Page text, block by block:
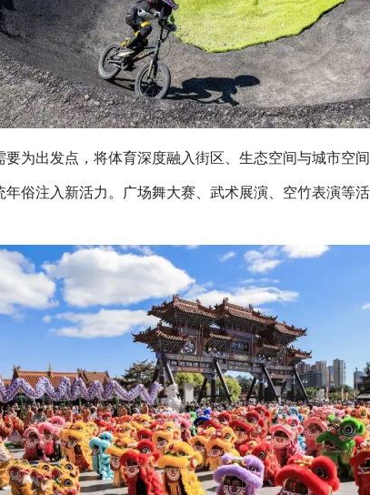
为出发点，将体育深度融入街区、生态空间与城市空
俗注入新活力。广场舞大赛、武术展演、空竹表演等